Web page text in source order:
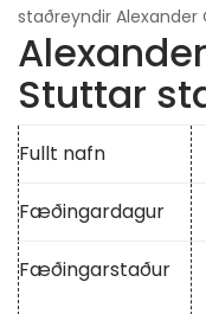
staðreyndir Alexander
Stuttar
Fullt nafn
Fæðingardagur
Fæðingarstaður